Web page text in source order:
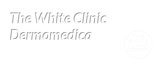
The White Clinic
Dermomedica